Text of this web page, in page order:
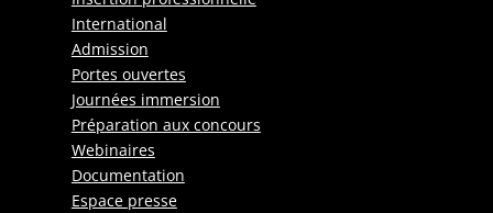
International
Admission
Portes ouvertes
Journées immersion
Préparation aux concours
Webinaires
Documentation
Espace presse